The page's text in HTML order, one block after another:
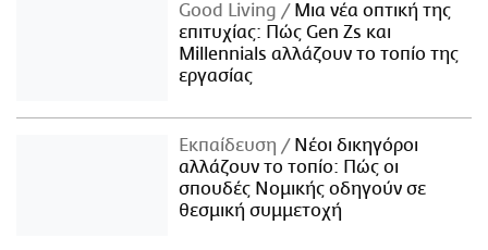
Good Living
Μια νέα οπτική της
επιτυχίας: Πώς Gen Zs και
Millennials αλλάζουν το τοπίο της
εργασίας
Εκπαίδευση
Νέοι δικηγόροι
αλλάζουν το τοπίο: Πώς οι
σπουδές Νομικής οδηγούν σε
θεσμική συμμετοχή